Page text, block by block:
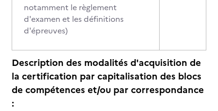
notamment le règlement
d'examen et les définitions
d'épreuves)
Description des modalités d'acquisition de
la certification par capitalisation des blocs
de compétences et/ou par correspondance
: